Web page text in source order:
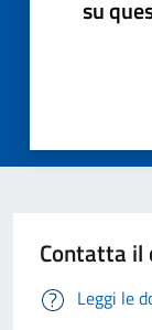
su
Contatta il
Leggi le